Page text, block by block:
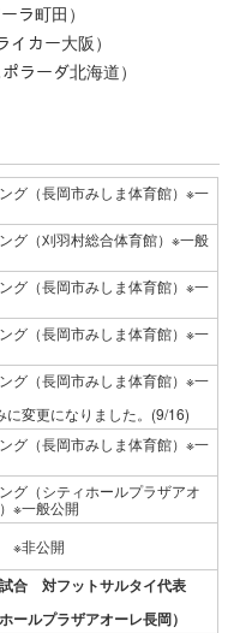
町田）
カー大阪）
ーダ北海道）
グ（長岡市みしま体育館）※一
グ（刈羽村総合体育館）※一般
グ（長岡市みしま体育館）※一
グ（長岡市みしま体育館）※一
グ（長岡市みしま体育館）※一
に変更になりました。(9/16)
グ（長岡市みしま体育館）※一
グ（シティホールプラザアオ
※一般公開
※非公開
合 対フットサルタイ代表
ールプラザアオーレ長岡）